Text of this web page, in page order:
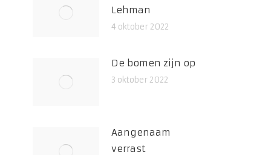
Lehman
4 oktober 2022
De bomen zijn op
3 oktober 2022
Aangenaam
verrast